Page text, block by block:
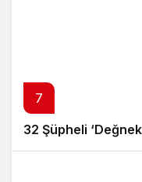
7
32 Şüpheli